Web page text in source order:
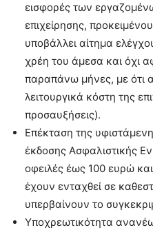
εισφορές των
επιχείρησης,
υποβάλλει αίτημα
χρέη του άμεσα και όχι
παραπάνω μήνες, με ότι
λειτουργικά κόστη της
προσαυξήσεις).
Επέκταση της
έκδοσης Ασφαλιστικής
οφειλές έως 100 ευρώ
έχουν ενταχθεί σε
υπερβαίνουν το
Υποχρεωτικότητα